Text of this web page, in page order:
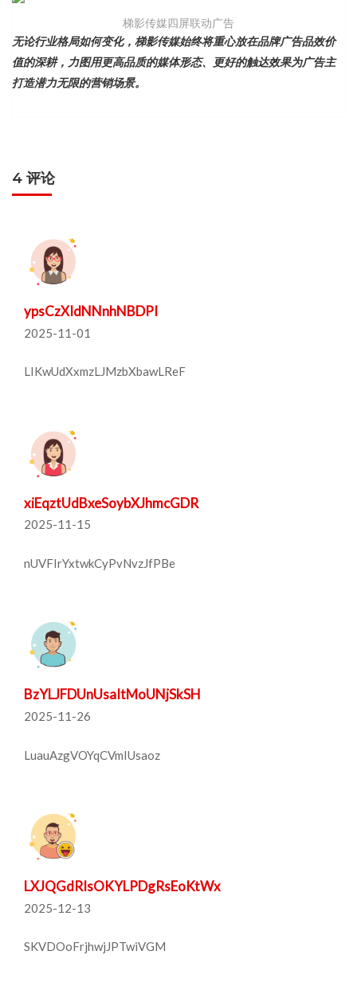
梯影传媒四屏联动广告
无论行业格局如何变化，梯影传媒始终将重心放在品牌广告品效价
值的深耕，力图用更高品质的媒体形态、更好的触达效果为广告主
打造潜力无限的营销场景。
4 评论
ypsCzXIdNNnhNBDPI
2025-11-01
LIKwUdXxmzLJMzbXbawLReF
xiEqztUdBxeSoybXJhmcGDR
2025-11-15
nUVFIrYxtwkCyPvNvzJfPBe
BzYLJFDUnUsaItMoUNjSkSH
2025-11-26
LuauAzgVOYqCVmIUsaoz
LXJQGdRIsOKYLPDgRsEoKtWx
2025-12-13
SKVDOoFrjhwjJPTwiVGM